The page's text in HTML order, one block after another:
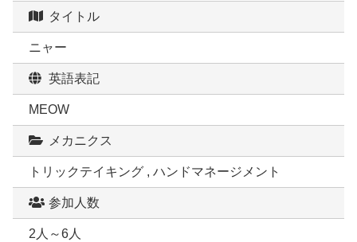
タイトル
ニャー
英語表記
MEOW
メカニクス
トリックテイキング , ハンドマネージメント
参加人数
2人～6人